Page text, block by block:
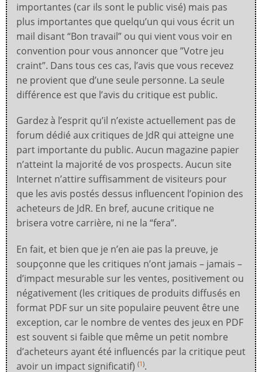
importantes (car ils sont le public visé) mais pas
plus importantes que quelqu’un qui vous écrit un
mail disant “Bon travail” ou qui vient vous voir en
convention pour vous annoncer que ”Votre jeu
craint”. Dans tous ces cas, l’avis que vous recevez
ne provient que d’une seule personne. La seule
différence est que l’avis du critique est public.
Gardez à l’esprit qu’il n’existe actuellement pas de
forum dédié aux critiques de JdR qui atteigne une
part importante du public. Aucun magazine papier
n’atteint la majorité de vos prospects. Aucun site
Internet n’attire suffisamment de visiteurs pour
que les avis postés dessus influencent l’opinion des
acheteurs de JdR. En bref, aucune critique ne
brisera votre carrière, ni ne la “fera”.
En fait, et bien que je n’en aie pas la preuve, je
soupçonne que les critiques n’ont jamais – jamais –
d’impact mesurable sur les ventes, positivement ou
négativement (les critiques de produits diffusés en
format PDF sur un site populaire peuvent être une
exception, car le nombre de ventes des jeux en PDF
est souvent si faible que même un petit nombre
d’acheteurs ayant été influencés par la critique peut
avoir un impact significatif) (1).